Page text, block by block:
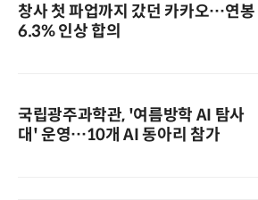
창사 첫 파업까지 갔던 카카오…연봉
6.3% 인상 합의
국립광주과학관, '여름방학 AI 탐사
대' 운영…10개 AI 동아리 참가